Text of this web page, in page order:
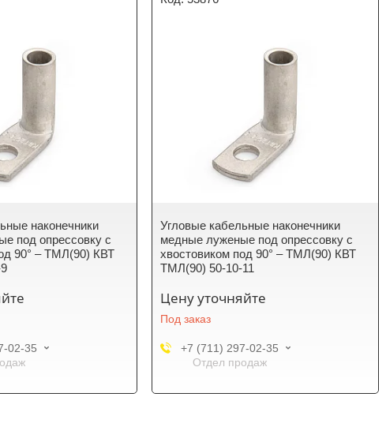
наконечники
под опрессовку с
90° – ТМЛ(90) КВТ
02-35
Угловые кабельные наконечники
медные луженые под опрессовку с
хвостовиком под 90° – ТМЛ(90) КВТ
ТМЛ(90) 50-10-11
Цену уточняйте
Под заказ
+7 (711) 297-02-35
Отдел продаж